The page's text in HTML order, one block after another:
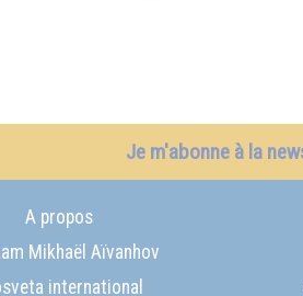
Je m'abonne à la
A propos
Mikhaël Aïvanhov
international